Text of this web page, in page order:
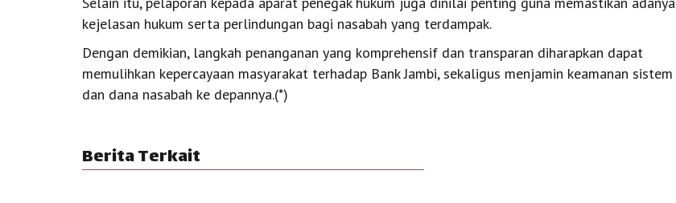
kejelasan hukum serta perlindungan bagi nasabah yang terdampak.
Dengan demikian, langkah penanganan yang komprehensif dan transparan diharapkan dapat
memulihkan kepercayaan masyarakat terhadap Bank Jambi, sekaligus menjamin keamanan sistem
dan dana nasabah ke depannya.(*)
Berita Terkait